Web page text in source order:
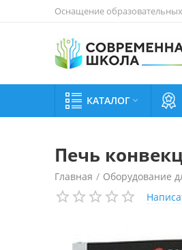
Оснащение
КАТАЛОГ 
Печь
Главная / Оборудование
Печь конвекционная с